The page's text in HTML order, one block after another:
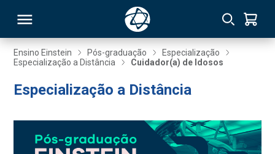
Ensino Einstein Pós-graduação
Especialização
Especialização a Distância
Cuidador(a) de Idosos
Especialização a Distância